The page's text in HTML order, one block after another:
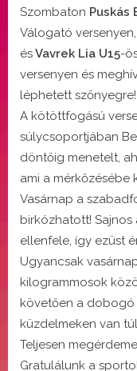
Szombaton Puskás
Válogató
ésVavrek Lia U15-
versenyen és
léphetett szőnyegre!
A kötöttfogású
súlycsoportjában
döntőig menetelt,
ami a mérkőzésébe
Vasárnap a
birkózhatott!
ellenfele, így ezüst
Ugyancsak
kilogrammosok
követően a dobogó
küzdelmeken van
Teljesen
Gratulálunk a